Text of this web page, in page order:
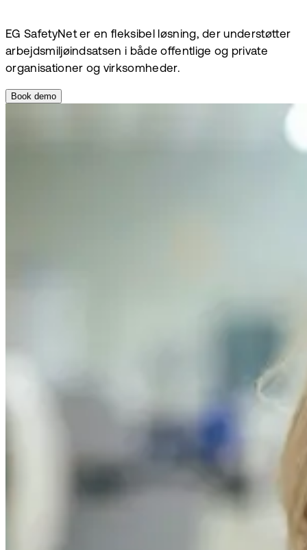
EG SafetyNet er en fleksibel løsning, der understøtter
arbejdsmiljøindsatsen i både offentlige og private
organisationer og virksomheder.
Book demo